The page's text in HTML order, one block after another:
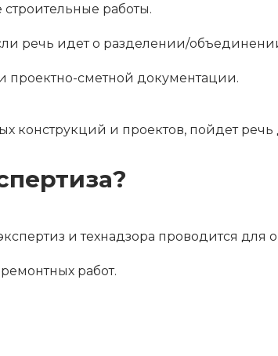
работы.
речь идет о разделении/
проектно-сметной документации.
конструкций и проектов, пойдет речь
и технадзора проводится для
работ.